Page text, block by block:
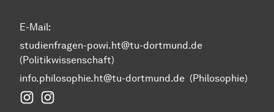
E-Mail:
studienfragen-powi.ht@tu-dortmund.de
(Politikwissenschaft)
info.philosophie.ht@tu-dortmund.de (Philosophie)
Instagram Fakultät Humanwissenschaften und